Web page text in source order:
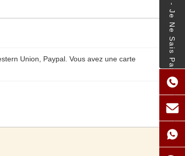
- Je Ne Sais Pas.
Union, Paypal. Vous avez une carte